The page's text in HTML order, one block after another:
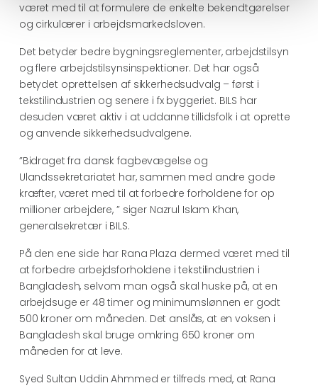
været med til at formulere de enkelte bekendtgørelser
og cirkulærer i arbejdsmarkedsloven.
Det betyder bedre bygningsreglementer, arbejdstilsyn
og flere arbejdstilsynsinspektioner. Det har også
betydet oprettelsen af sikkerhedsudvalg – først i
tekstilindustrien og senere i fx byggeriet. BILS har
desuden været aktiv i at uddanne tillidsfolk i at oprette
og anvende sikkerhedsudvalgene.
”Bidraget fra dansk fagbevægelse og
Ulandssekretariatet har, sammen med andre gode
kræfter, været med til at forbedre forholdene for op
millioner arbejdere, ” siger Nazrul Islam Khan,
generalsekretær i BILS.
På den ene side har Rana Plaza dermed været med til
at forbedre arbejdsforholdene i tekstilindustrien i
Bangladesh, selvom man også skal huske på, at en
arbejdsuge er 48 timer og minimumslønnen er godt
500 kroner om måneden. Det anslås, at en voksen i
Bangladesh skal bruge omkring 650 kroner om
måneden for at leve.
Syed Sultan Uddin Ahmmed er tilfreds med, at Rana